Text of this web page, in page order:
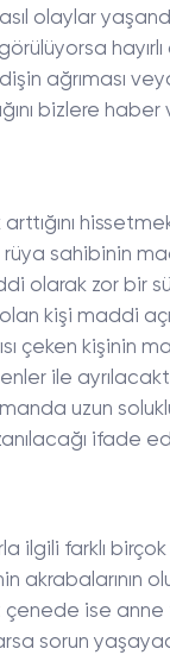
olaylar
ağrıması veya
bizlere haber
rüya sahibinin
olarak zor bir
kişi maddi
çeken kişinin
ile
uzun
ifade
ilgili farklı
akrabalarının
ise anne
sorun